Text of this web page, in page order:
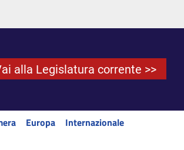
alla Legislatura corrente >>
Europa
Internazionale